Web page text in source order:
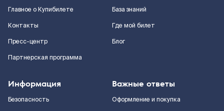
Главное о Купибилете
Контакты
Пресс-центр
Партнерская программа
База знаний
Где мой билет
Блог
Информация
Безопасность
Важные ответы
Оформление и покупка